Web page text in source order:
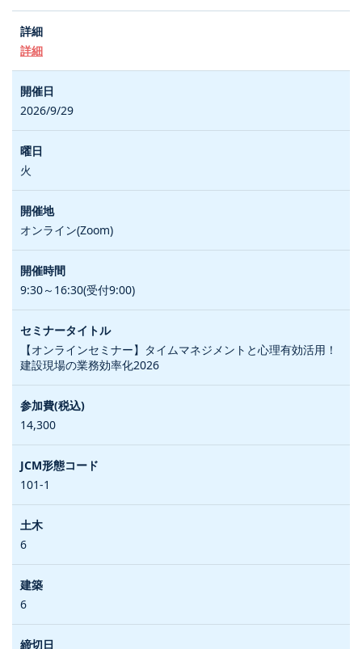
詳細
2026/9/29
火
オンライン(Zoom)
9:30～16:30(受付9:00)
【オンラインセミナー】タイムマネジメントと心理有効活用！
建設現場の業務効率化2026
14,300
101-1
6
6